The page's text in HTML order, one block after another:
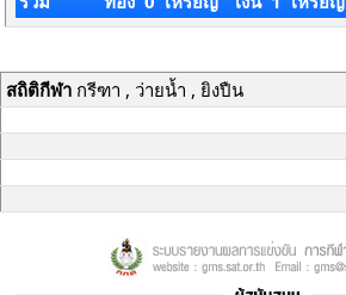
สถิติกีฬากรีฑา , ว่ายน้ำ , ยิงปืน